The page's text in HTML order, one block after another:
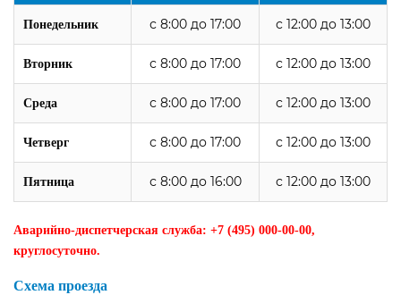
Понедельник с 8:00 до 17:00 с 12:00 до 13:00
Вторник с 8:00 до 17:00 с 12:00 до 13:00
Среда с 8:00 до 17:00 с 12:00 до 13:00
Четверг с 8:00 до 17:00 с 12:00 до 13:00
Пятница с 8:00 до 16:00 с 12:00 до 13:00
Аварийно-диспетчерская служба: +7 (495) 000-00-00,
круглосуточно.
Схема проезда